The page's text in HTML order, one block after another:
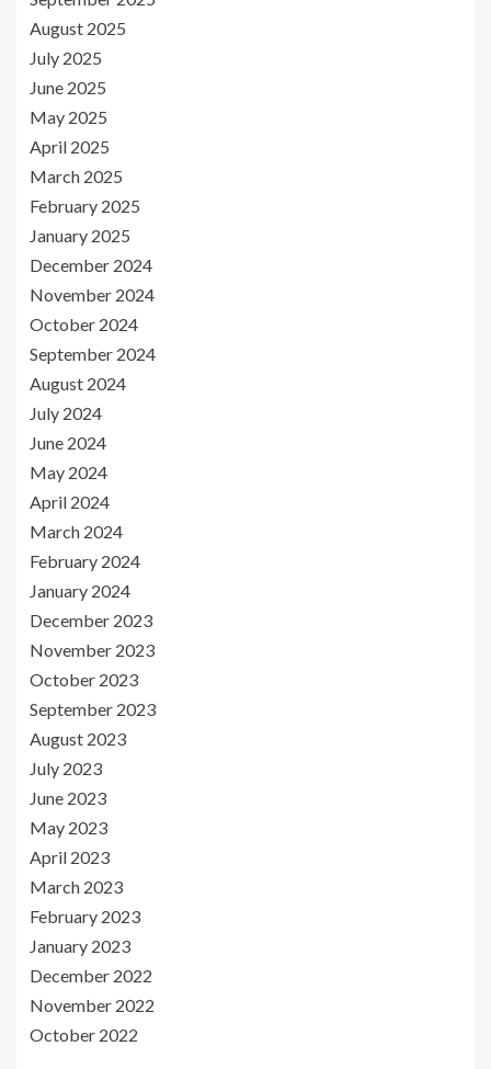
August 2025
July 2025
June 2025
May 2025
April 2025
March 2025
February 2025
January 2025
December 2024
November 2024
October 2024
September 2024
August 2024
July 2024
June 2024
May 2024
April 2024
March 2024
February 2024
January 2024
December 2023
November 2023
October 2023
September 2023
August 2023
July 2023
June 2023
May 2023
April 2023
March 2023
February 2023
January 2023
December 2022
November 2022
October 2022